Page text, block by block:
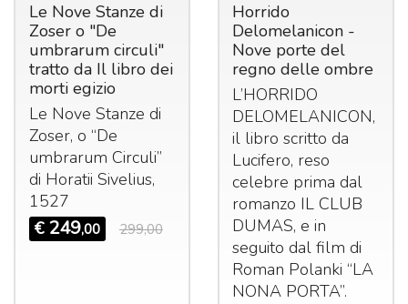
Le Nove Stanze di
Zoser o "De
umbrarum circuli"
tratto da Il libro dei
morti egizio
Le Nove Stanze di
Zoser, o “De
umbrarum Circuli”
di Horatii Sivelius,
1527
€ 249,00 299,00
Horrido
Delomelanicon -
Nove porte del
regno delle ombre
L’HORRIDO
DELOMELANICON,
il libro scritto da
Lucifero, reso
celebre prima dal
romanzo ILCLUB
DUMAS, e in
seguito dal film di
Roman Polanki “LA
NONA PORTA”.